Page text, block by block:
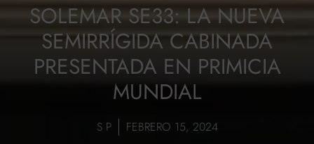
SOLEMAR SE33: LA NUEVA
SEMIRRÍGIDA CABINADA
PRESENTADA EN PRIMICIA
MUNDIAL
S P FEBRERO 15, 2024